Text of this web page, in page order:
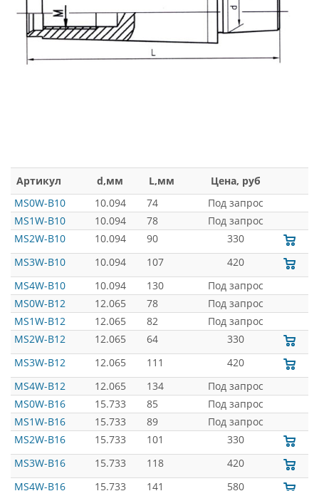
Артикул d,мм L,мм
Цена, руб
MS0W-B10
10.094 74
Под запрос
MS1W-B10
10.094 78
Под запрос
MS2W-B10
10.094 90
330
MS3W-B10
10.094 107
420
MS4W-B10
10.094 130
Под запрос
MS0W-B12
12.065 78
Под запрос
MS1W-B12
12.065 82
Под запрос
MS2W-B12
12.065 64
330
MS3W-B12
12.065 111
420
MS4W-B12
12.065 134
Под запрос
MS0W-B16
15.733 85
Под запрос
MS1W-B16
15.733 89
Под запрос
MS2W-B16
15.733 101
330
MS3W-B16
15.733 118
420
MS4W-B16
15.733 141
580